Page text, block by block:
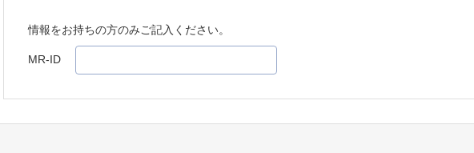
情報をお持ちの方のみご記入ください。
MR-ID